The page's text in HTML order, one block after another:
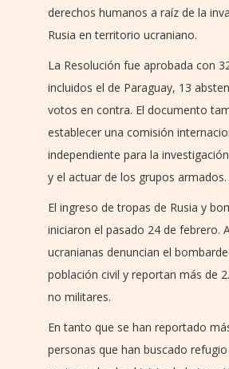
derechos humanos a raíz de la
Rusia en territorio ucraniano.
La Resolución fue aprobada con
incluidos el de Paraguay, 13
votos en contra. El documento
establecer una comisión
independiente para la
y el actuar de los grupos armados.
El ingreso de tropas de Rusia y
iniciaron el pasado 24 de febrero.
ucranianas denuncian el
población civil y reportan más de
no militares.
En tanto que se han reportado
personas que han buscado